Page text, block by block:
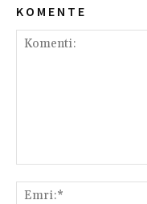
K O M E N T E